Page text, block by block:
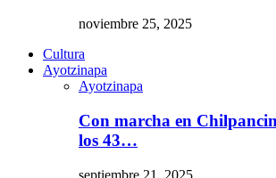
noviembre 25, 2025
Cultura
Ayotzinapa
Ayotzinapa
Con marcha en
los 43…
septiembre 21, 2025